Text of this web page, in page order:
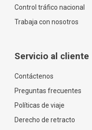
Control tráfico nacional
Trabaja con nosotros
Servicio al cliente
Contáctenos
Preguntas frecuentes
Políticas de viaje
Derecho de retracto